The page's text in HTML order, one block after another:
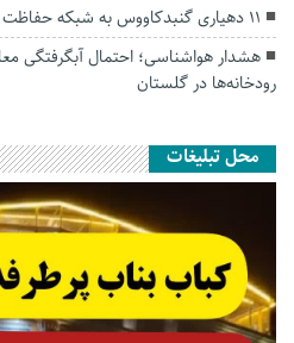
۱۱ دهیاری گنبدکاووس به شبکه حفاظت مردمی منابع طبیعی پیوستند
هشدار هواشناسی؛ احتمال آبگرفتگی
رودخانه‌ها در گلستان
محل تبلیغات